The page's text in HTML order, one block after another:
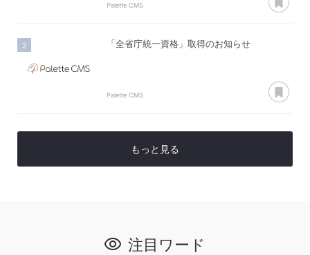
Palette CMS
「全省庁統一資格」取得のお知らせ
Palette CMS
もっと見る
注目ワード